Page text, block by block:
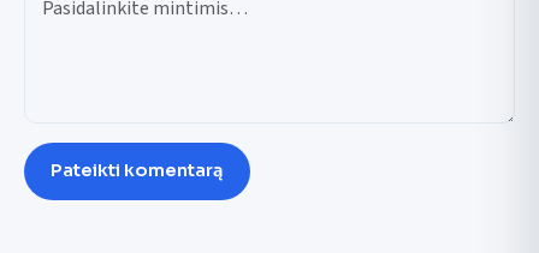
Pateikti komentarą